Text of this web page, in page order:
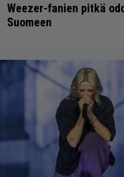
Weezer-fanien pitkä
Suomeen